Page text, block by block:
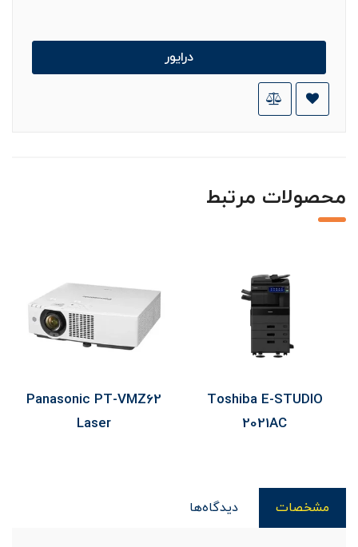
درایور
محصولات مرتبط
Toshiba E-STUDIO
2021AC
Panasonic PT-VMZ62
Laser
مشخصات دیدگاه‌ها